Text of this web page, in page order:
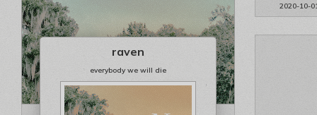
2020-10-
raven
everybody we will die